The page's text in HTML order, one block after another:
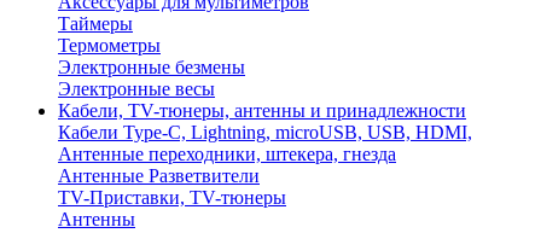
Таймеры
Термометры
Электронные безмены
Электронные весы
Кабели, TV-тюнеры, антенны и принадлежности
Кабели Type-C, Lightning, microUSB, USB, HDMI,
Антенные переходники, штекера, гнезда
Антенные Разветвители
TV-Приставки, TV-тюнеры
Антенны